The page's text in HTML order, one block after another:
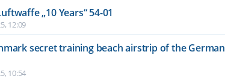
„10 Years“ 54-01
12:09
secret training beach airstrip of the German
10:54